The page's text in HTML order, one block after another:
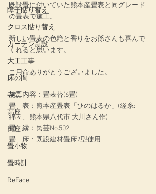
障子貼り替え
クロス貼り替え
カーテン新設
大工工事
床の間
寺院
高座
円座
畳小物
畳時計
ReFace
既設畳に付いていた熊本産畳表と同グレード
の畳表で施工。
新しい畳表の色艶と香りをお孫さんも喜んで
くれると思います。
ご用命ありがとうございました。
施工内容：畳表替(6畳)
畳　表：熊本産畳表「ひのはるか」(経糸:
綿々、熊本県八代市 大川さん作)
畳　縁：民芸No.502
畳　床：既設建材畳床2型使用